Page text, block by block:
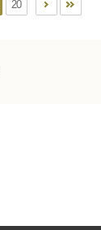
20